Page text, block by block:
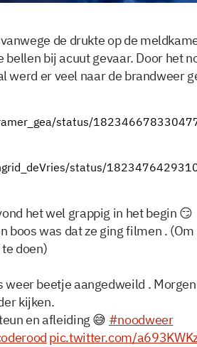
de drukte op de
bellen bij acuut gevaar. Door het
werd er veel naar de brandweer
status/
status/
het wel grappig in het begin 😏
boos was dat ze ging filmen . (Om
doen)
weer beetje aangedweild . Morgen
kijken.
en afleiding 😅 #noodweer
pic.twitter.com/